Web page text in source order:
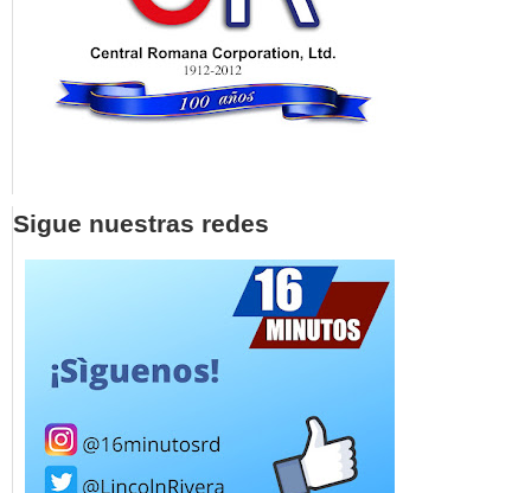
Sigue nuestras redes